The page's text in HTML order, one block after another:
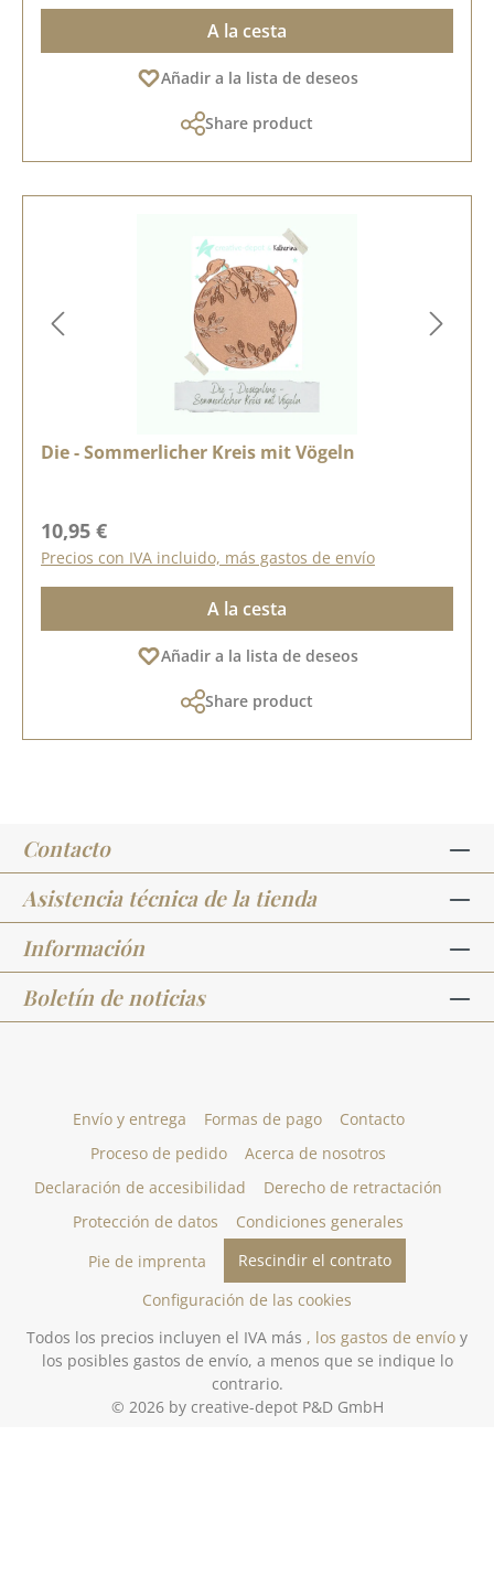
A la cesta
Añadir a la lista de deseos
Share product
Die - Sommerlicher Kreis mit Vögeln
Precio normal:
10,95 €
Precios con IVA incluido, más gastos de envío
A la cesta
Añadir a la lista de deseos
Share product
Contacto
Asistencia técnica de la tienda
Información
Boletín de noticias
Envío y entrega Formas de pago
Contacto
Proceso de pedido
Acerca de nosotros
Declaración de accesibilidad
Derecho de retractación
Protección de datos
Condiciones generales
Pie de imprenta
Rescindir el contrato
Configuración de las cookies
Todos los precios incluyen el IVA más , los gastos de envío y
los posibles gastos de envío, a menos que se indique lo
contrario.
© 2026 by creative-depot P&D GmbH